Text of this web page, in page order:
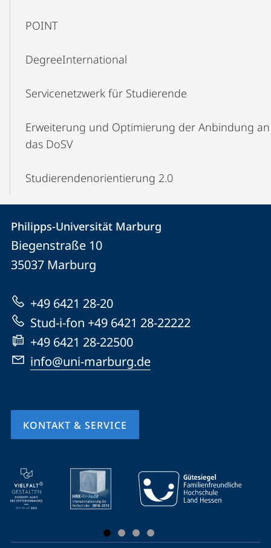
POINT
DegreeInternational
Servicenetzwerk für Studierende
Erweiterung und Optimierung der Anbindung an
das DoSV
Studierendenorientierung 2.0
Kontakt
und
Informationen
zur
Website
Kontaktinformationen
Philipps-
Universität
Philipps-Universität Marburg
Biegenstraße 10
35037 Marburg
+49 6421 28-20
Stud-i-fon +49 6421 28-22222
+49 6421 28-22500
info@uni-marburg.de
KONTAKT & SERVICE
Mobile-
Service-
Navigation